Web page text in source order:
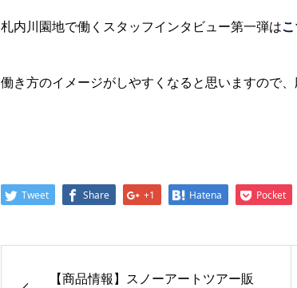
札内川園地で働くスタッフインタビュー第一弾は
働き方のイメージがしやすくなると思いますので
Tweet Share +1 Hatena Pocket
【商品情報】スノーアートツアー販